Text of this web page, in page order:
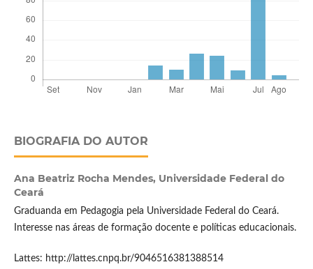
BIOGRAFIA DO AUTOR
Ana Beatriz Rocha Mendes, Universidade Federal do
Ceará
Graduanda em Pedagogia pela Universidade Federal do Ceará.
Interesse nas áreas de formação docente e políticas educacionais.
Lattes: http://lattes.cnpq.br/9046516381388514